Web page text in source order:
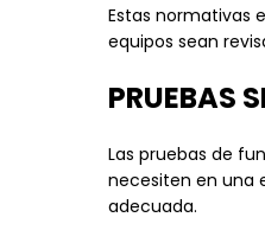
Estas normativas
equipos sean
PRUEBAS
Las pruebas de
necesiten en una
adecuada.